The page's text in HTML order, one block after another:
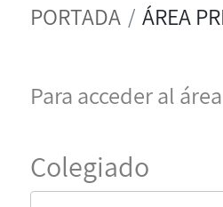
PORTADA ÁREA
Para acceder al
Colegiado